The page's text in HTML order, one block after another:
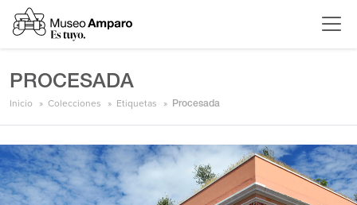
PROCESADA
Inicio Colecciones Etiquetas Procesada